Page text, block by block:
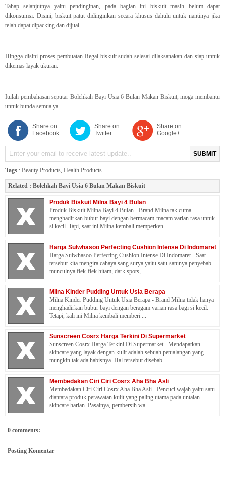
Tahap selanjutnya yaitu pendinginan, pada bagian ini biskuit masih belum dapat
dikonsumsi. Disini, biskuit patut didinginkan secara khusus dahulu untuk nantinya jika
telah dapat dipacking dan dijual.
Hingga disini proses pembuatan Regal biskuit sudah selesai dilaksanakan dan siap untuk
dikemas layak ukuran.
Itulah pembahasan seputar Bolehkah Bayi Usia 6 Bulan Makan Biskuit, moga membantu
untuk bunda semua ya.
Share on
Facebook
Share on
Twitter
Share on
Google+
SUBMIT
Tags : Beauty Products, Health Products
Related : Bolehkah Bayi Usia 6 Bulan Makan Biskuit
Produk Biskuit Milna Bayi 4 Bulan
Produk Biskuit Milna Bayi 4 Bulan - Brand Milna tak cuma
menghadirkan bubur bayi dengan bermacam-macam varian rasa untuk
si kecil. Tapi, saat ini Milna kembali memperken ...
Harga Sulwhasoo Perfecting Cushion Intense Di Indomaret
Harga Sulwhasoo Perfecting Cushion Intense Di Indomaret - Saat
tersebut kita mengira cahaya sang surya yaitu satu-satunya penyebab
munculnya flek-flek hitam, dark spots, ...
Milna Kinder Pudding Untuk Usia Berapa
Milna Kinder Pudding Untuk Usia Berapa - Brand Milna tidak hanya
menghadirkan bubur bayi dengan beragam varian rasa bagi si kecil.
Tetapi, kali ini Milna kembali memberi ...
Sunscreen Cosrx Harga Terkini Di Supermarket
Sunscreen Cosrx Harga Terkini Di Supermarket - Mendapatkan
skincare yang layak dengan kulit adalah sebuah petualangan yang
mungkin tak ada habisnya. Hal tersebut disebab ...
Membedakan Ciri Ciri Cosrx Aha Bha Asli
Membedakan Ciri Ciri Cosrx Aha Bha Asli - Pencuci wajah yaitu satu
diantara produk perawatan kulit yang paling utama pada untaian
skincare harian. Pasalnya, pembersih wa ...
0 comments:
Posting Komentar